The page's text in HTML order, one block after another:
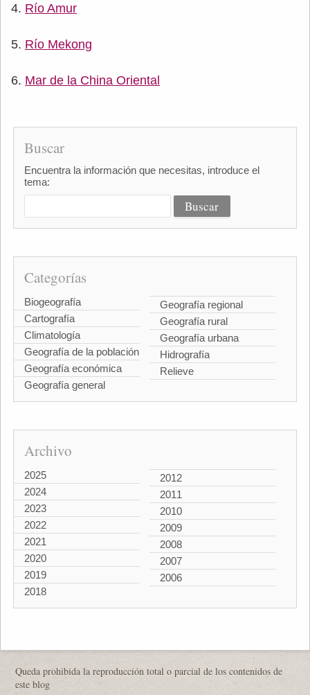
Río Amur
Río Mekong
Mar de la China Oriental
Buscar
Encuentra la información que necesitas, introduce el
tema:
Categorías
Biogeografía
Cartografía
Climatología
Geografía de la población
Geografía económica
Geografía general
Geografía regional
Geografía rural
Geografía urbana
Hidrografía
Relieve
Archivo
2025
2024
2023
2022
2021
2020
2019
2018
2012
2011
2010
2009
2008
2007
2006
Queda prohibida la reproducción total o parcial de los contenidos de
este blog